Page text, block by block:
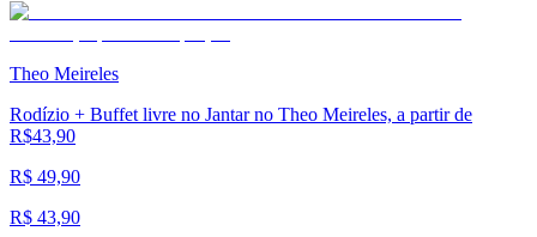
Theo Meireles
Rodízio + Buffet livre no Jantar no Theo Meireles, a partir de
R$43,90
R$ 49,90
R$ 43,90